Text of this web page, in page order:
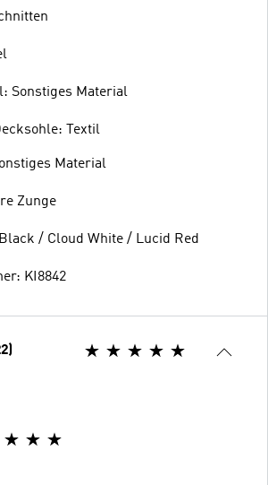
Sonstiges Material
Textil
Material
Zunge
/ Cloud White / Lucid Red
KI8842